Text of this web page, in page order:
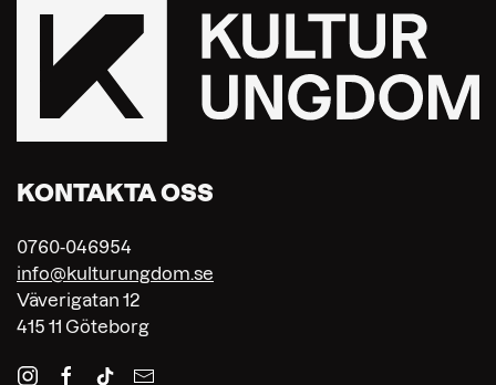
KONTAKTA OSS
0760-046954
info@kulturungdom.se
Väverigatan 12
415 11 Göteborg